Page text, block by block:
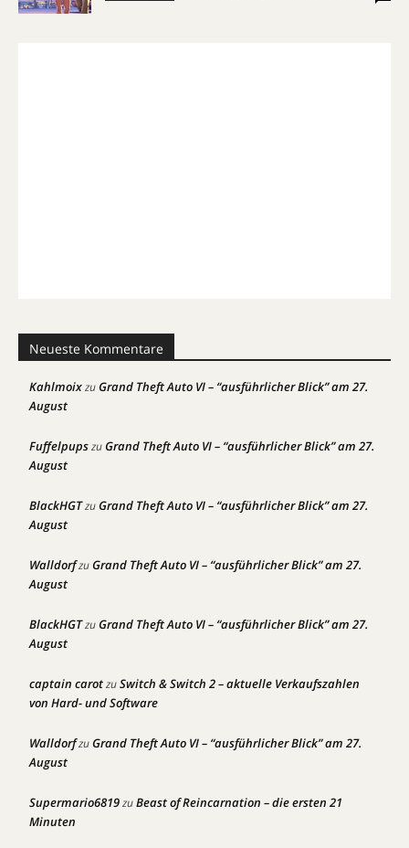
Neueste Kommentare
KahlmoixzuGrand Theft Auto VI – “ausführlicher Blick” am 27.
August
FuffelpupszuGrand Theft Auto VI – “ausführlicher Blick” am 27.
August
BlackHGTzuGrand Theft Auto VI – “ausführlicher Blick” am 27.
August
WalldorfzuGrand Theft Auto VI – “ausführlicher Blick” am 27.
August
BlackHGTzuGrand Theft Auto VI – “ausführlicher Blick” am 27.
August
captain carotzuSwitch & Switch 2 – aktuelle Verkaufszahlen
von Hard- und Software
WalldorfzuGrand Theft Auto VI – “ausführlicher Blick” am 27.
August
Supermario6819zuBeast of Reincarnation – die ersten 21
Minuten